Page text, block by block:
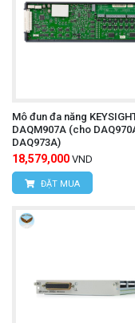
Hotline:
Tham khảo
FLUKE 773
Mô đun đa năng
DAQM907A (cho
DAQ973A)
18,579,000 VND
ĐẶT MUA